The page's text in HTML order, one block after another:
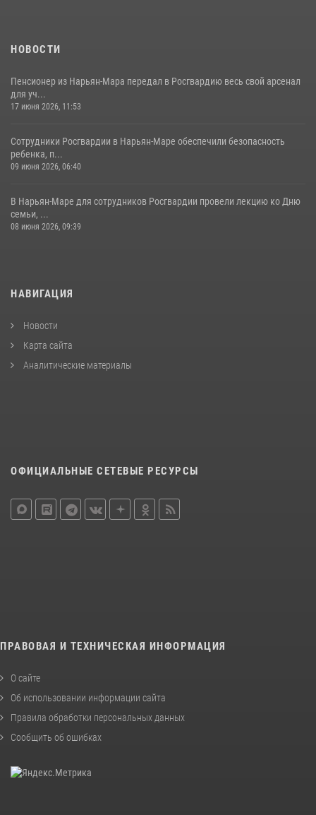
НОВОСТИ
Пенсионер из Нарьян-Мара передал в Росгвардию весь свой арсенал
для уч...
17 июня 2026, 11:53
Сотрудники Росгвардии в Нарьян-Маре обеспечили безопасность
ребенка, п...
09 июня 2026, 06:40
В Нарьян-Маре для сотрудников Росгвардии провели лекцию ко Дню
семьи, ...
08 июня 2026, 09:39
НАВИГАЦИЯ
Новости
Карта сайта
Аналитические материалы
ОФИЦИАЛЬНЫЕ СЕТЕВЫЕ РЕСУРСЫ
ПРАВОВАЯ И ТЕХНИЧЕСКАЯ ИНФОРМАЦИЯ
О сайте
Об использовании информации сайта
Правила обработки персональных данных
Сообщить об ошибках